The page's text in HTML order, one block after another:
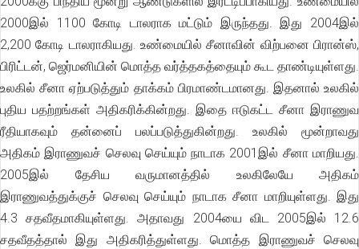
2000இல் 1100 கோடி டாலராக மட்டும் இருந்தது. இது 2004இல்
2,200 கோடி டாலராகியது. உண்மையில் சீனாவின் விற்பனை பிரான்ஸ்,
பிரிட்டன், ஜெர்மனியின் மொத்த வர்த்தகத்தையும் கூட தாண்டியுள்ளது.
உலகில் சீனா ஏற்படுத்தும் தாக்கம் பிரமாண்டமானது. இதனால் உலகில்
புதிய பதற்றங்கள் அதிகரிக்கின்றது. இதை ஈடுகட்ட சீனா இராணுவ
ரீதியாகவும் தன்னைப் பலப்படுத்துகின்றது. உலகில் மூன்றாவது
அதிகம் இராணுவச் செலவு செய்யும் நாடாக 2001இல் சீனா மாறியது.
2005இல் தேசிய வருமானத்தில் உலகிலேயே அதிகம்
இராணுவத்துக்குச் செலவு செய்யும் நாடாக சீனா மாறியுள்ளது. இது
4.3 சதவீதமாகியுள்ளது. அதாவது 2004யை விட 2005இல் 12.6
சதவீதத்தால் இது அதிகரித்துள்ளது. மொத்த இராணுவச் செலவு